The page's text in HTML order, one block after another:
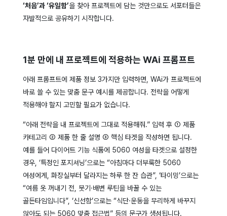
‘처음’과 ‘유일함’을 찾아 프로젝트에 담는 것만으로도 서포터들은
자발적으로 공유하기 시작합니다.
1분 만에 내 프로젝트에 적용하는 WAi 프롬프트
아래 프롬프트에 제품 정보 3가지만 입력하면, WAi가 프로젝트에
바로 쓸 수 있는 맞춤 문구 예시를 제공합니다. 전략을 어떻게
적용해야 할지 고민할 필요가 없습니다.
“아래 전략을 내 프로젝트에 그대로 적용해줘.” 입력 후 ① 제품
카테고리 ② 제품 한 줄 설명 ③ 핵심 타겟을 작성하면 됩니다.
예를 들어 다이어트 기능 식품에 5060 여성을 타겟으로 설정한
경우, ‘특정인 포지셔닝’으로는 “아침마다 더부룩한 5060
여성에게, 화장실부터 달라지는 하루 한 잔 습관”, ‘타이밍’으로는
“여름 옷 꺼내기 전, 붓기·배변 루틴을 바꿀 수 있는
골든타임입니다”, ‘신선함’으로는 “식단·운동을 무리하게 바꾸지
않아도 되는 5060 맞춤 접근법” 등의 문구가 생성됩니다.